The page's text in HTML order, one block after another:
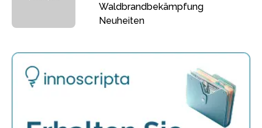
Waldbrandbekämpfung
Neuheiten